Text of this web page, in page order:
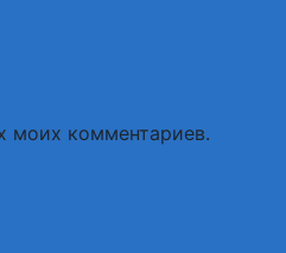
моих комментариев.